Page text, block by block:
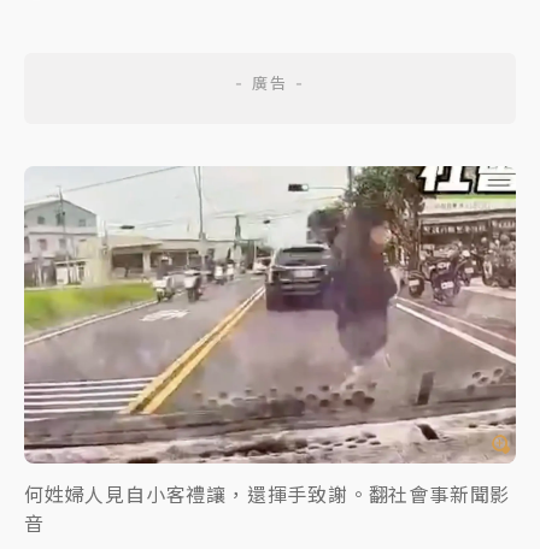
何姓婦人見自小客禮讓，還揮手致謝。翻社會事新聞影
音